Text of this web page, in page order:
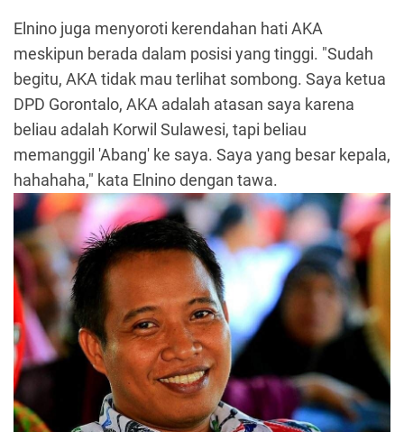
Elnino juga menyoroti kerendahan hati AKA
meskipun berada dalam posisi yang tinggi. "Sudah
begitu, AKA tidak mau terlihat sombong. Saya ketua
DPD Gorontalo, AKA adalah atasan saya karena
beliau adalah Korwil Sulawesi, tapi beliau
memanggil 'Abang' ke saya. Saya yang besar kepala,
hahahaha," kata Elnino dengan tawa.